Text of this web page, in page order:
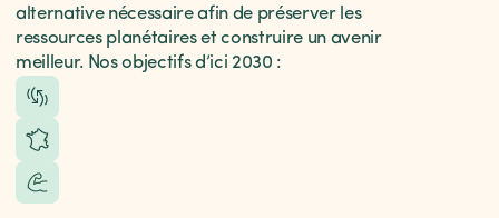
alternative nécessaire afin de préserver les
ressources planétaires et construire un avenir
meilleur. Nos objectifs d’ici 2030 :